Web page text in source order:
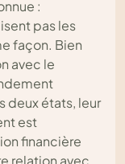
:
pas les
façon. Bien
avec le
deux états, leur
est
financière
relation avec